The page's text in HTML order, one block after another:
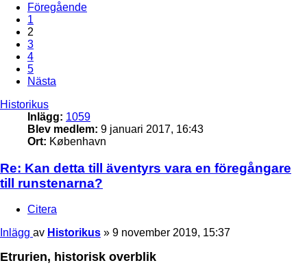
Föregående
1
2
3
4
5
Nästa
Historikus
Inlägg: 1059
Blev medlem: 9 januari 2017, 16:43
Ort: København
Re: Kan detta till äventyrs vara en föregångare
till runstenarna?
Citera
Inlägg av Historikus » 9 november 2019, 15:37
Etrurien, historisk overblik